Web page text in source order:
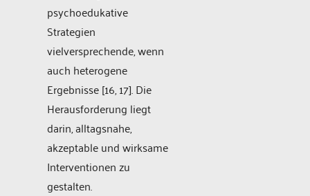
psychoedukative
Strategien
vielversprechende, wenn
auch heterogene
Ergebnisse [16, 17]. Die
Herausforderung liegt
darin, alltagsnahe,
akzeptable und wirksame
Interventionen zu
gestalten.